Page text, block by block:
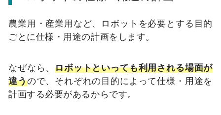
農業用・産業用など、ロボットを必要とする目的
ごとに仕様・用途の計画をします。
なぜなら、ロボットといっても利用される場面が
違うので、それぞれの目的によって仕様・用途を
計画する必要があるからです。